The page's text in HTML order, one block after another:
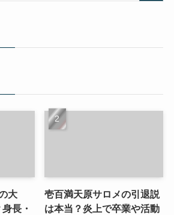
大
長・
壱百満天原サロメの引退説
は本当？炎上で卒業や活動